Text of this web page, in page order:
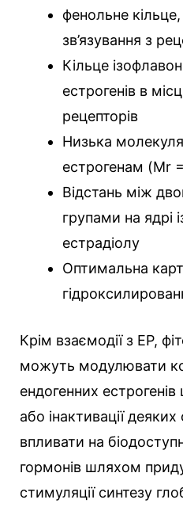
фенольне
зв’язування з
Кільце
естрогенів в
рецепторів
Низька
естрогенам (Mr
Відстань між
групами на ядрі
естрадіолу
Оптимальна
Крім взаємодії з ЕР,
можуть модулювати
ендогенних
або інактивації
впливати на
гормонів шляхом
стимуляції синтезу